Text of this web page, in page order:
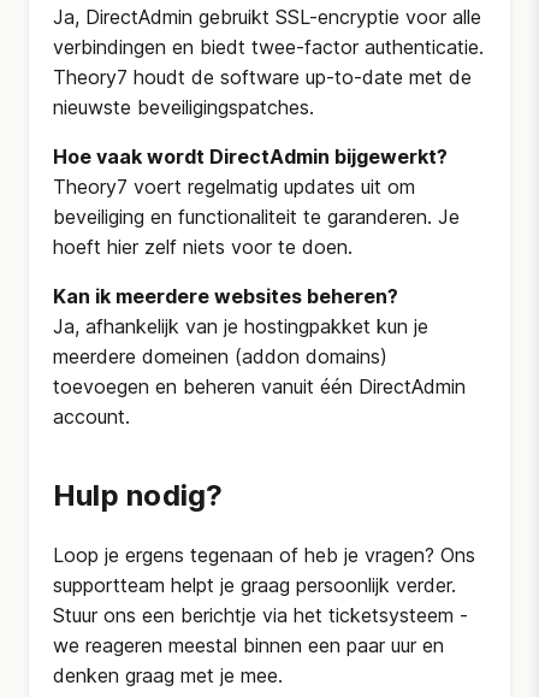
Ja, DirectAdmin gebruikt SSL-encryptie voor alle
verbindingen en biedt twee-factor authenticatie.
Theory7 houdt de software up-to-date met de
nieuwste beveiligingspatches.
Hoe vaak wordt DirectAdmin bijgewerkt?
Theory7 voert regelmatig updates uit om
beveiliging en functionaliteit te garanderen. Je
hoeft hier zelf niets voor te doen.
Kan ik meerdere websites beheren?
Ja, afhankelijk van je hostingpakket kun je
meerdere domeinen (addon domains)
toevoegen en beheren vanuit één DirectAdmin
account.
Hulp nodig?
Loop je ergens tegenaan of heb je vragen? Ons
supportteam helpt je graag persoonlijk verder.
Stuur ons een berichtje via het ticketsysteem -
we reageren meestal binnen een paar uur en
denken graag met je mee.